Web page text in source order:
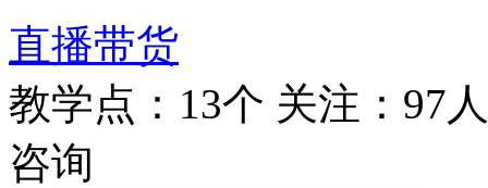
直播带货
教学点：13个 关注：97人
咨询